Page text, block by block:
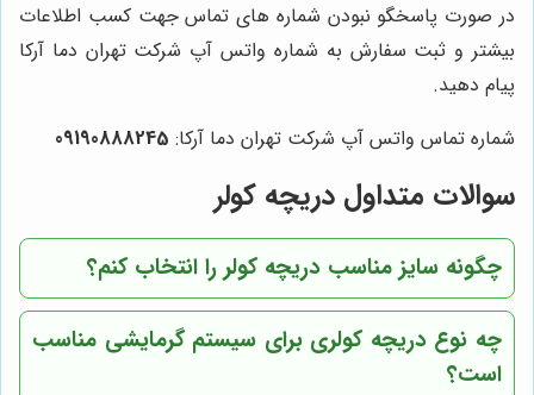
در صورت پاسخگو نبودن شماره های تماس جهت کسب اطلاعات
بیشتر و ثبت سفارش به شماره واتس آپ شرکت تهران دما آرکا
پیام دهید.
شماره تماس واتس آپ شرکت تهران دما آرکا: 09190888245
سوالات متداول دریچه کولر
چگونه سایز مناسب دریچه کولر را انتخاب کنم؟
چه نوع دریچه کولری برای سیستم گرمایشی مناسب
است؟